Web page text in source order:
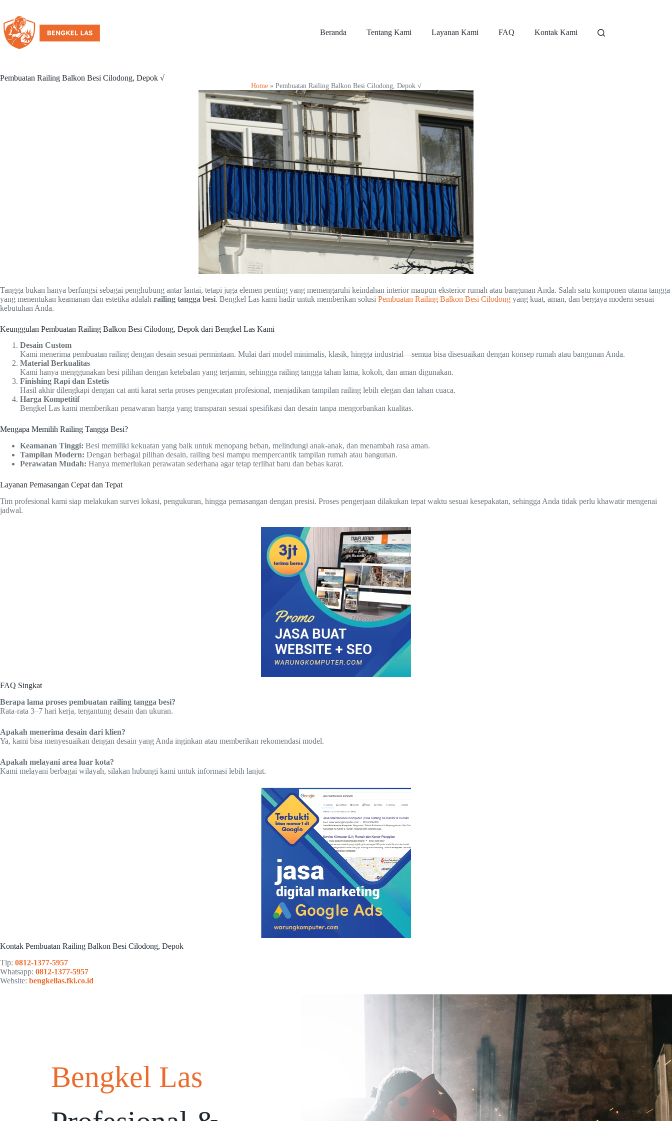
Beranda Tentang Kami Layanan Kami FAQ Kontak Kami
Pembuatan Railing Balkon Besi Cilodong, Depok √
Home» Pembuatan Railing Balkon Besi Cilodong, Depok √
Tangga bukan hanya berfungsi sebagai penghubung antar lantai, tetapi juga elemen penting yang memengaruhi keindahan interior maupun eksterior rumah atau bangunan Anda. Salah satu komponen utama tangga
yang menentukan keamanan dan estetika adalah railing tangga besi. Bengkel Las kami hadir untuk memberikan solusi Pembuatan Railing Balkon Besi Cilodong yang kuat, aman, dan bergaya modern sesuai
kebutuhan Anda.
Keunggulan Pembuatan Railing Balkon Besi Cilodong, Depok dari Bengkel Las Kami
Desain Custom
Kami menerima pembuatan railing dengan desain sesuai permintaan. Mulai dari model minimalis, klasik, hingga industrial—semua bisa disesuaikan dengan konsep rumah atau bangunan Anda.
Material Berkualitas
Kami hanya menggunakan besi pilihan dengan ketebalan yang terjamin, sehingga railing tangga tahan lama, kokoh, dan aman digunakan.
Finishing Rapi dan Estetis
Hasil akhir dilengkapi dengan cat anti karat serta proses pengecatan profesional, menjadikan tampilan railing lebih elegan dan tahan cuaca.
Harga Kompetitif
Bengkel Las kami memberikan penawaran harga yang transparan sesuai spesifikasi dan desain tanpa mengorbankan kualitas.
Mengapa Memilih Railing Tangga Besi?
Keamanan Tinggi: Besi memiliki kekuatan yang baik untuk menopang beban, melindungi anak-anak, dan menambah rasa aman.
Tampilan Modern: Dengan berbagai pilihan desain, railing besi mampu mempercantik tampilan rumah atau bangunan.
Perawatan Mudah: Hanya memerlukan perawatan sederhana agar tetap terlihat baru dan bebas karat.
Layanan Pemasangan Cepat dan Tepat
Tim profesional kami siap melakukan survei lokasi, pengukuran, hingga pemasangan dengan presisi. Proses pengerjaan dilakukan tepat waktu sesuai kesepakatan, sehingga Anda tidak perlu khawatir mengenai
jadwal.
FAQ Singkat
Berapa lama proses pembuatan railing tangga besi?
Rata-rata 3–7 hari kerja, tergantung desain dan ukuran.
Apakah menerima desain dari klien?
Ya, kami bisa menyesuaikan dengan desain yang Anda inginkan atau memberikan rekomendasi model.
Apakah melayani area luar kota?
Kami melayani berbagai wilayah, silakan hubungi kami untuk informasi lebih lanjut.
Kontak Pembuatan Railing Balkon Besi Cilodong, Depok
Tlp: 0812-1377-5957
Whatsapp: 0812-1377-5957
Website: bengkellas.fki.co.id
Bengkel Las